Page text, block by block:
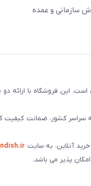
سازمانی و عمده
در ایران است. این فروشگاه با ارائه
سراسر کشور، ضمانت کیفیت
آنلاین، به سایت
پذیر می باشد.